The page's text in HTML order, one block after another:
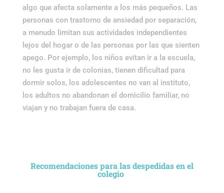
algo que afecta solamente a los más pequeños. Las
personas con trastorno de ansiedad por separación,
a menudo limitan sus actividades independientes
lejos del hogar o de las personas por las que sienten
apego. Por ejemplo, los niños evitan ir a la escuela,
no les gusta ir de colonias, tienen dificultad para
dormir solos, los adolescentes no van al instituto,
los adultos no abandonan el domicilio familiar, no
viajan y no trabajan fuera de casa.
Recomendaciones para las despedidas en el
colegio